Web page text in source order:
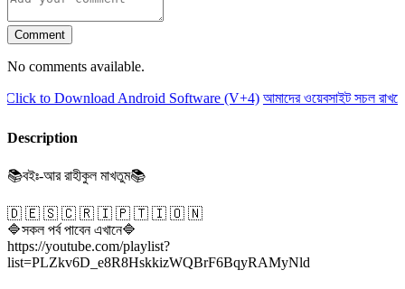
Comment
No comments available.
to Download Android Software (V+4) আমাদের ওয়েবসাইট সচল
Description
📚বইঃ-আর রাহীকুল মাখতুম📚
🇩 🇪 🇸 🇨 🇷 🇮 🇵 🇹 🇮 🇴 🇳
🔷সকল পর্ব পাবেন এখানে🔷
https://youtube.com/playlist?
list=PLZkv6D_e8R8HskkizWQBrF6BqyRAMyNld